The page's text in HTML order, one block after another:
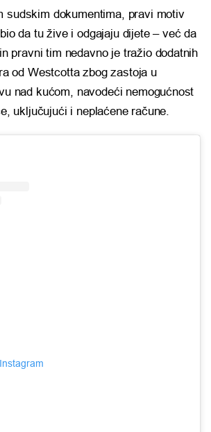
sudskim dokumentima, pravi motiv
da tu žive i odgajaju dijete – već da
pravni tim nedavno je tražio dodatnih
od Westcotta zbog zastoja u
nad kućom, navodeći nemogućnost
uključujući i neplaćene račune.